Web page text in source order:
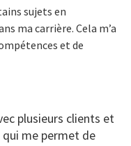
sujets en
ma carrière. Cela m’a
et de
plusieurs clients et
me permet de